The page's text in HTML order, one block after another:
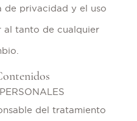
de privacidad y el uso
al tanto de cualquier
del tratamiento